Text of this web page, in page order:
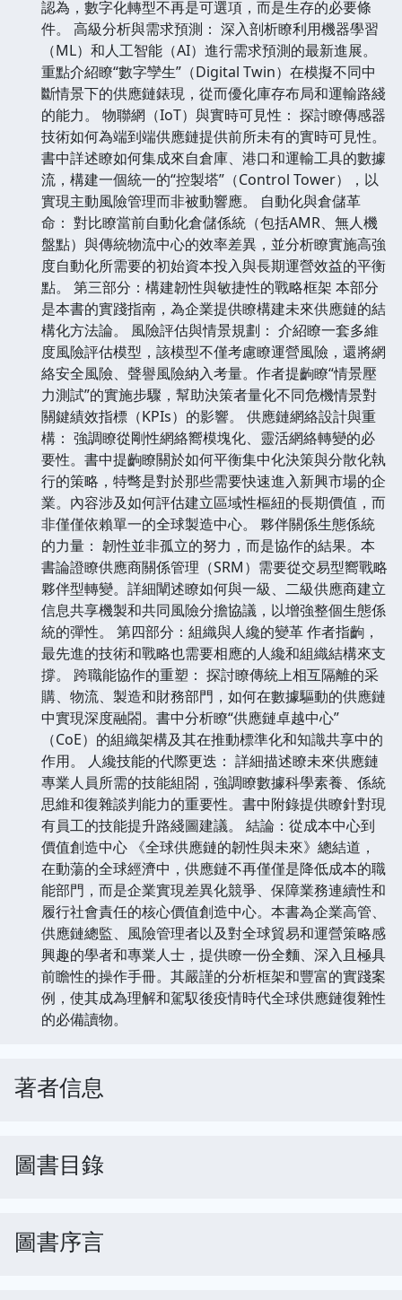
認為，數字化轉型不再是可選項，而是生存的必要條
件。 高級分析與需求預測： 深入剖析瞭利用機器學習
（ML）和人工智能（AI）進行需求預測的最新進展。
重點介紹瞭“數字孿生”（Digital Twin）在模擬不同中
斷情景下的供應鏈錶現，從而優化庫存布局和運輸路綫
的能力。 物聯網（IoT）與實時可見性： 探討瞭傳感器
技術如何為端到端供應鏈提供前所未有的實時可見性。
書中詳述瞭如何集成來自倉庫、港口和運輸工具的數據
流，構建一個統一的“控製塔”（Control Tower），以
實現主動風險管理而非被動響應。 自動化與倉儲革
命： 對比瞭當前自動化倉儲係統（包括AMR、無人機
盤點）與傳統物流中心的效率差異，並分析瞭實施高強
度自動化所需要的初始資本投入與長期運營效益的平衡
點。 第三部分：構建韌性與敏捷性的戰略框架 本部分
是本書的實踐指南，為企業提供瞭構建未來供應鏈的結
構化方法論。 風險評估與情景規劃： 介紹瞭一套多維
度風險評估模型，該模型不僅考慮瞭運營風險，還將網
絡安全風險、聲譽風險納入考量。作者提齣瞭“情景壓
力測試”的實施步驟，幫助決策者量化不同危機情景對
關鍵績效指標（KPIs）的影響。 供應鏈網絡設計與重
構： 強調瞭從剛性網絡嚮模塊化、靈活網絡轉變的必
要性。書中提齣瞭關於如何平衡集中化決策與分散化執
行的策略，特彆是對於那些需要快速進入新興市場的企
業。內容涉及如何評估建立區域性樞紐的長期價值，而
非僅僅依賴單一的全球製造中心。 夥伴關係生態係統
的力量： 韌性並非孤立的努力，而是協作的結果。本
書論證瞭供應商關係管理（SRM）需要從交易型嚮戰略
夥伴型轉變。詳細闡述瞭如何與一級、二級供應商建立
信息共享機製和共同風險分擔協議，以增強整個生態係
統的彈性。 第四部分：組織與人纔的變革 作者指齣，
最先進的技術和戰略也需要相應的人纔和組織結構來支
撐。 跨職能協作的重塑： 探討瞭傳統上相互隔離的采
購、物流、製造和財務部門，如何在數據驅動的供應鏈
中實現深度融閤。書中分析瞭“供應鏈卓越中心”
（CoE）的組織架構及其在推動標準化和知識共享中的
作用。 人纔技能的代際更迭： 詳細描述瞭未來供應鏈
專業人員所需的技能組閤，強調瞭數據科學素養、係統
思維和復雜談判能力的重要性。書中附錄提供瞭針對現
有員工的技能提升路綫圖建議。 結論：從成本中心到
價值創造中心 《全球供應鏈的韌性與未來》總結道，
在動蕩的全球經濟中，供應鏈不再僅僅是降低成本的職
能部門，而是企業實現差異化競爭、保障業務連續性和
履行社會責任的核心價值創造中心。本書為企業高管、
供應鏈總監、風險管理者以及對全球貿易和運營策略感
興趣的學者和專業人士，提供瞭一份全麵、深入且極具
前瞻性的操作手冊。其嚴謹的分析框架和豐富的實踐案
例，使其成為理解和駕馭後疫情時代全球供應鏈復雜性
的必備讀物。
著者信息
圖書目錄
圖書序言